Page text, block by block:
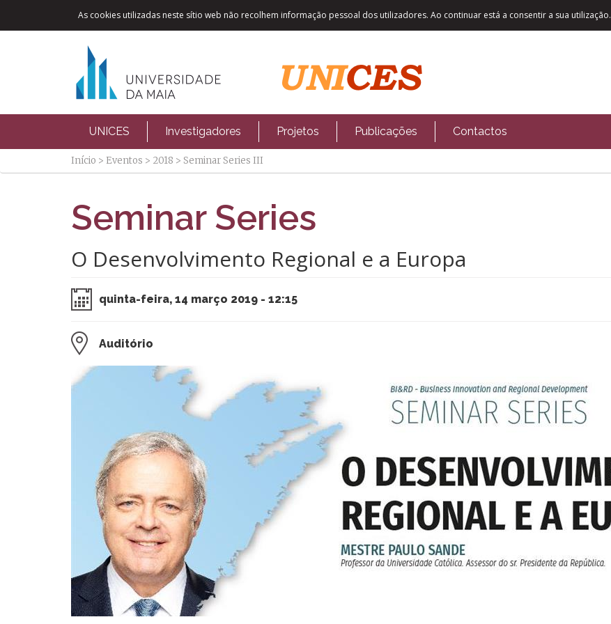
As cookies utilizadas neste sítio web não recolhem informação pessoal dos utilizadores. Ao continuar está a consentir a sua utilização.
UNICES Investigadores Projetos Publicações Contactos
Início > Eventos > 2018 > Seminar Series III
Seminar Series
O Desenvolvimento Regional e a Europa
quinta-feira, 14 março 2019 - 12:15
Auditório